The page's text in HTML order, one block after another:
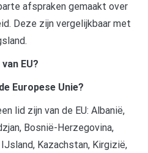
afspraken gemaakt over
Deze zijn vergelijkbaar met
EU?
Europese Unie?
lid zijn van de EU: Albanië,
Bosnië-Herzegovina,
IJsland, Kazachstan, Kirgizië,